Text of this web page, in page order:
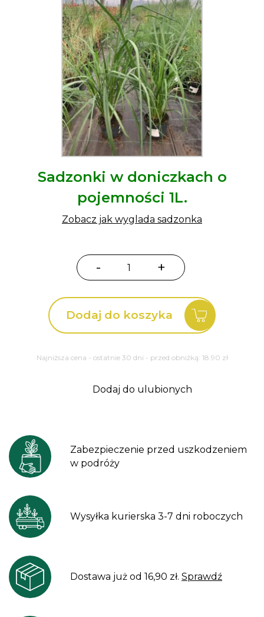
Sadzonki w doniczkach o
pojemności 1L.
Zobacz jak wyglada sadzonka
-
ilość
japońska
Black
+
Dodaj do koszyka
Najniższa cena - ostatnie 30 dni - przed obniżką: 18.90 zł
Dodaj do ulubionych
Zabezpieczenie przed uszkodzeniem
w podróży
Wysyłka kurierska 3-7 dni roboczych
Dostawa już od 16,90 zł. Sprawdź